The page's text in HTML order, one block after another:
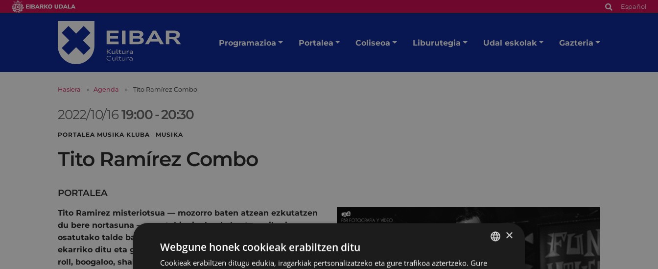
Español
Programazioa Portalea Coliseoa Liburutegia Udal eskolak Gazteria
Hasiera Agenda Tito Ramírez Combo
2022/10/1619:00-20:30
PORTALEA MUSIKA KLUBA MUSIKA
Tito Ramírez Combo
PORTALEA
Tito Ramirez misteriotsua — mozorro baten atzean ezkutatzen
du bere nortasuna — agertokira igoko da bost musikariz
osatutako talde batekin.XX. mendearen erdialdeko erritmoak
ekarriko ditu eta genero nahasketa handia, R & B, latin rock &
roll, boogaloo, shake, soul…, bai mundu anglosaxoikoak, bai
BASQUE
×
Webgune honek cookieak erabiltzen ditu
Cookieak erabiltzen ditugu edukia, iragarkiak pertsonalizatzeko eta gure trafikoa aztertzeko. Gure